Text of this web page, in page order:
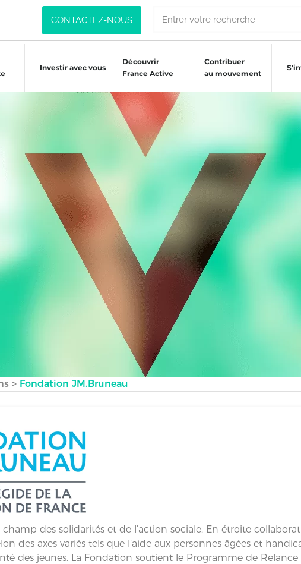
CONTACTEZ-NOUS
Investir avec vous
Découvrir
France Active
Contribuer
au mouvement
> Fondation JM.Bruneau
des solidarités et de l’action sociale. En étroite
des axes variés tels que l’aide aux personnes âgées et
des jeunes. La Fondation soutient le Programme de